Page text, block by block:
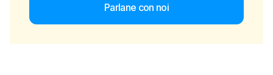
Parlane con noi